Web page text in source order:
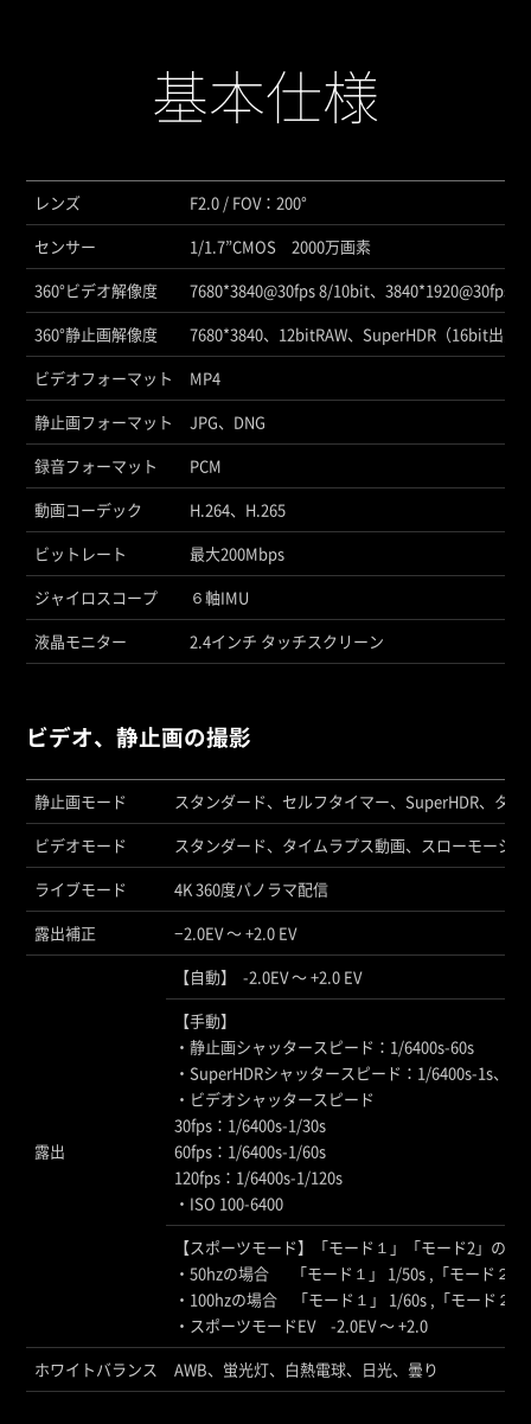
基本仕様
レンズ
F2.0 / FOV：200°
センサー
1/1.7”CMOS 2000万画素
360°ビデオ解像度
7680*3840@30fps 8/10bit、3840*1920@30fps/
360°静止画解像度
7680*3840、12bitRAW、SuperHDR（16bit出力
ビデオフォーマット
MP4
静止画フォーマット
JPG、DNG
録音フォーマット
PCM
動画コーデック
H.264、H.265
ビットレート
最大200Mbps
ジャイロスコープ
６軸IMU
液晶モニター
2.4インチ タッチスクリーン
ビデオ、静止画の撮影
静止画モード
スタンダード、セルフタイマー、SuperHDR、タイ
ビデオモード
スタンダード、タイムラプス動画、スローモーシ
ライブモード
4K 360度パノラマ配信
露出補正
−2.0EV 〜 +2.0 EV
露出
【自動】 -2.0EV 〜 +2.0 EV
【手動】
・静止画シャッタースピード：1/6400s-60s
・SuperHDRシャッタースピード：1/6400s-1s、
・ビデオシャッタースピード
30fps：1/6400s-1/30s
60fps：1/6400s-1/60s
120fps：1/6400s-1/120s
・ISO 100-6400
【スポーツモード】「モード１」「モード2」の2
・50hzの場合 「モード１」 1/50s ,「モード２」
・100hzの場合 「モード１」 1/60s ,「モード２
・スポーツモードEV -2.0EV 〜 +2.0
ホワイトバランス
AWB、蛍光灯、白熱電球、日光、曇り